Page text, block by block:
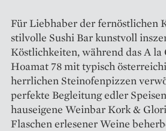
Für Liebhaber der fernöstlichen
stilvolle Sushi Bar kunstvoll
Köstlichkeiten, während das A la
Hoamat 78 mit typisch
herrlichen Steinofenpizzen
perfekte Begleitung edler
hauseigene Weinbar Kork &
Flaschen erlesener Weine